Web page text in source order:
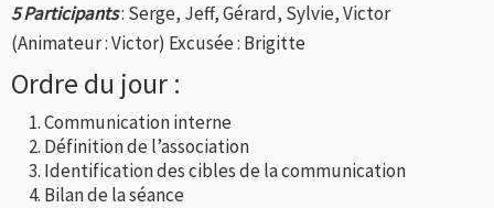
5 Participants: Serge, Jeff, Gérard, Sylvie, Victor
(Animateur : Victor) Excusée : Brigitte
Ordre du jour :
Communication interne
Définition de l’association
Identification des cibles de la communication
Bilan de la séance